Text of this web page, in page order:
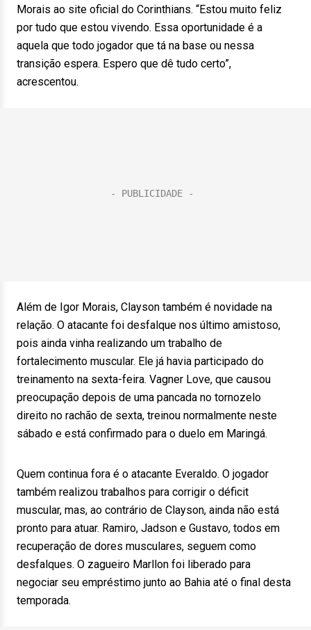
Morais ao site oficial do Corinthians. “Estou muito feliz
por tudo que estou vivendo. Essa oportunidade é a
aquela que todo jogador que tá na base ou nessa
transição espera. Espero que dê tudo certo”,
acrescentou.
Além de Igor Morais, Clayson também é novidade na
relação. O atacante foi desfalque nos último amistoso,
pois ainda vinha realizando um trabalho de
fortalecimento muscular. Ele já havia participado do
treinamento na sexta-feira. Vagner Love, que causou
preocupação depois de uma pancada no tornozelo
direito no rachão de sexta, treinou normalmente neste
sábado e está confirmado para o duelo em Maringá.
Quem continua fora é o atacante Everaldo. O jogador
também realizou trabalhos para corrigir o déficit
muscular, mas, ao contrário de Clayson, ainda não está
pronto para atuar. Ramiro, Jadson e Gustavo, todos em
recuperação de dores musculares, seguem como
desfalques. O zagueiro Marllon foi liberado para
negociar seu empréstimo junto ao Bahia até o final desta
temporada.